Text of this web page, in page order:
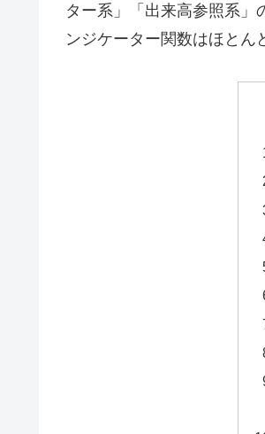
ター系」「出来高参照系」
ンジケーター関数はほとん